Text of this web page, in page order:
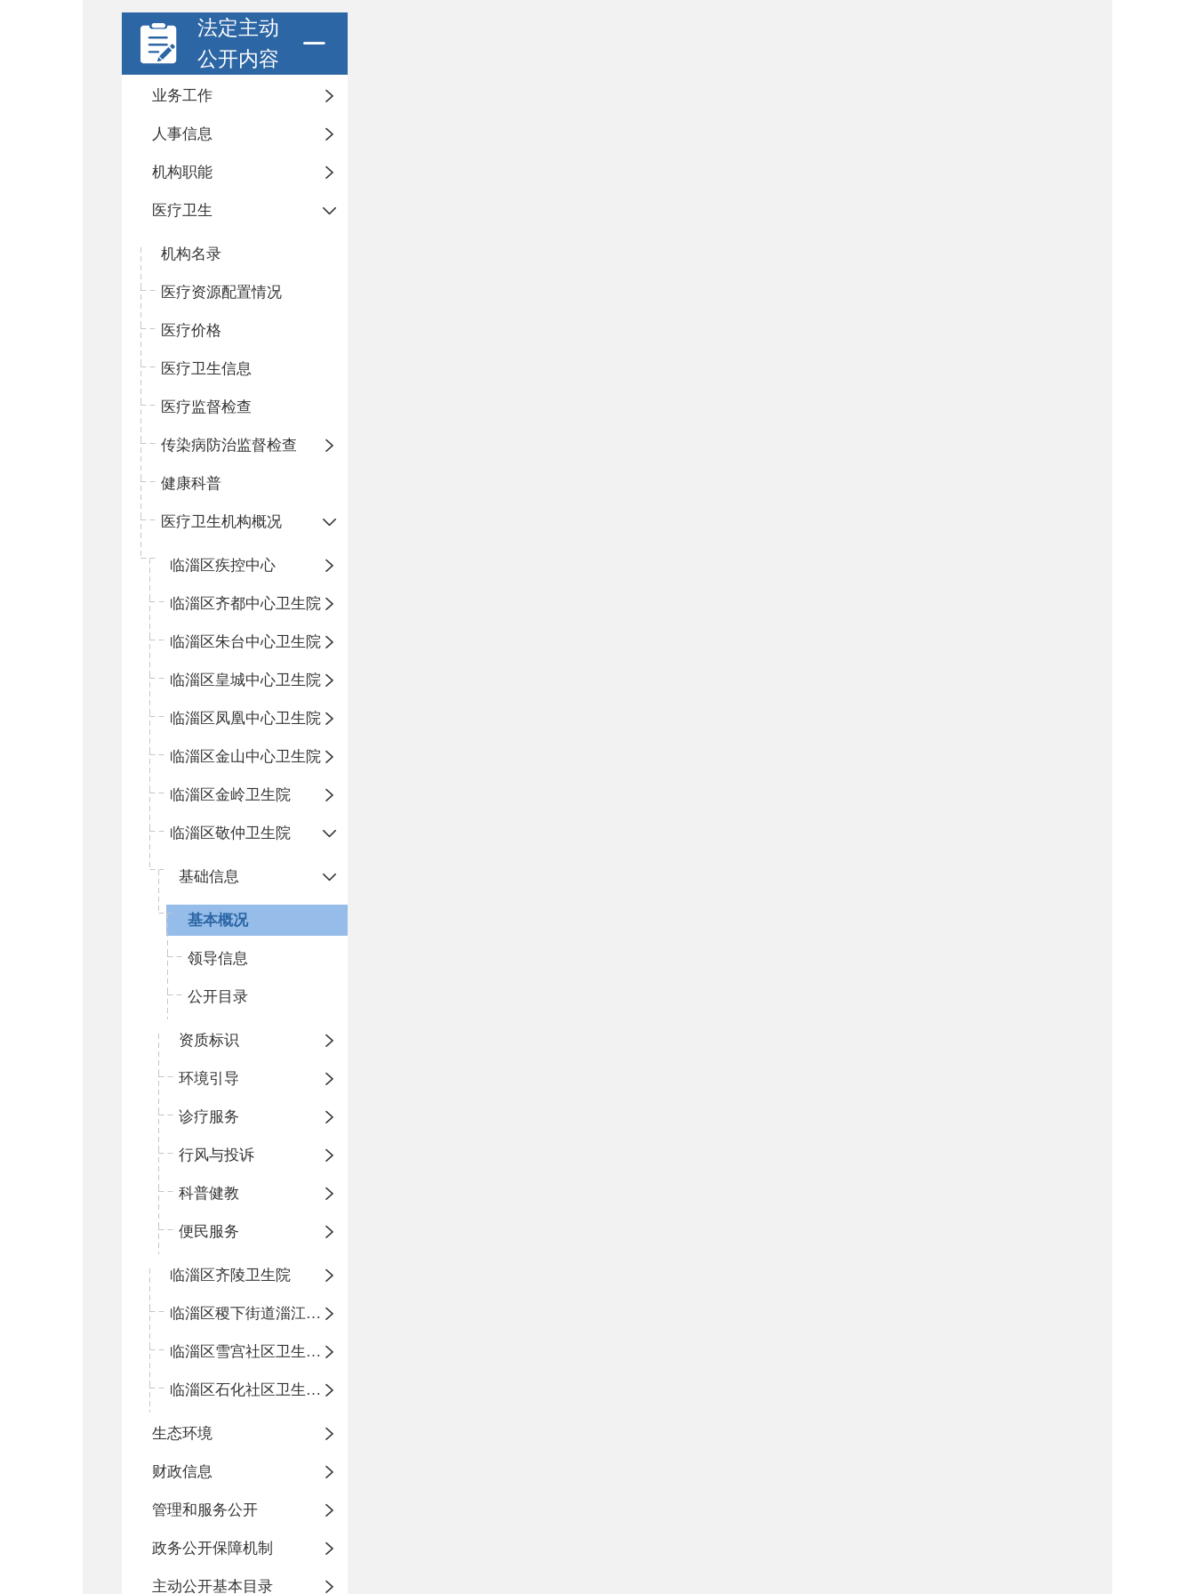
法定主动
公开内容
业务工作
人事信息
机构职能
医疗卫生
机构名录
医疗资源配置情况
医疗价格
医疗卫生信息
医疗监督检查
传染病防治监督检查
健康科普
医疗卫生机构概况
临淄区疾控中心
临淄区齐都中心卫生院
临淄区朱台中心卫生院
临淄区皇城中心卫生院
临淄区凤凰中心卫生院
临淄区金山中心卫生院
临淄区金岭卫生院
临淄区敬仲卫生院
基础信息
基本概况
领导信息
公开目录
资质标识
环境引导
诊疗服务
行风与投诉
科普健教
便民服务
临淄区齐陵卫生院
临淄区稷下街道淄江社区卫生服务中心
临淄区雪宫社区卫生服务中心
临淄区石化社区卫生服务中心
生态环境
财政信息
管理和服务公开
政务公开保障机制
主动公开基本目录